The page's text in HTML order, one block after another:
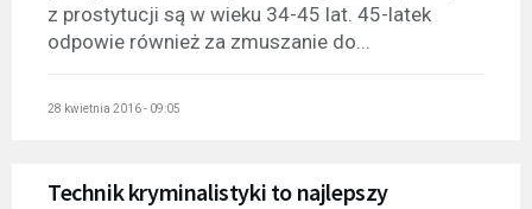
z prostytucji są w wieku 34-45 lat. 45-latek
odpowie również za zmuszanie do...
28 kwietnia 2016 - 09:05
Technik kryminalistyki to najlepszy